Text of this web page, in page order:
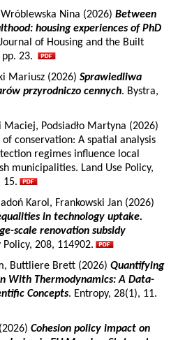
Nina (2026) Between
housing experiences of PhD
of Housing and the Built
23.
Mariusz (2026) Sprawiedliwa
przyrodniczo cennych. Bystra,
Maciej, Podsiadło Martyna (2026)
of conservation: A spatial analysis
regimes influence local
municipalities. Land Use Policy,
15.
Karol, Frankowski Jan (2026)
in technology uptake.
scale renovation subsidy
Policy, 208, 114902.
Buttliere Brett (2026) Quantifying
With Thermodynamics: A Data-
Concepts. Entropy, 28(1), 11.
Cohesion policy impact on